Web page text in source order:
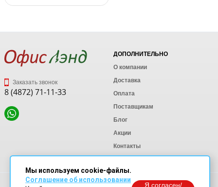
Заказать звонок
8 (4872) 71-11-33
ДОПОЛНИТЕЛЬНО
О компании
Доставка
Оплата
Поставщикам
Блог
Акции
Контакты
Политика конфиденциальности
Мы используем cookie-файлы.
Соглашение об использовании
Я согласен/